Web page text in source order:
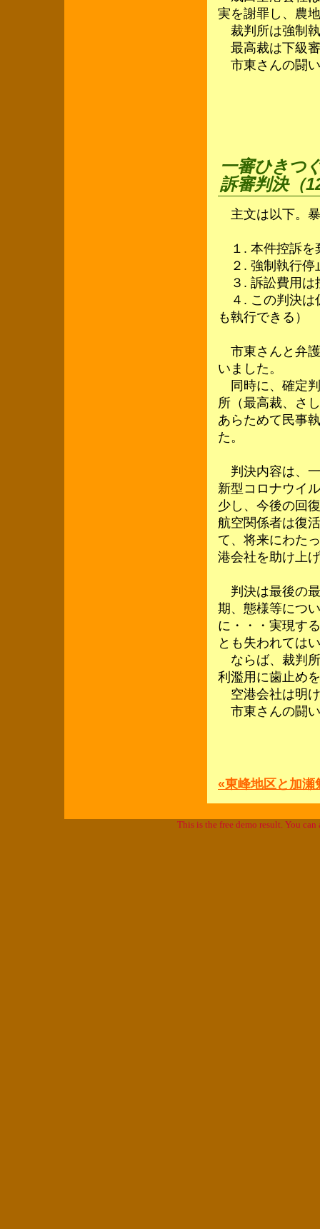
実を謝罪し、農
裁判所は強制
最高裁は下級
市東さんの闘
一審ひきつ
訴審判決（
主文は以下。
１. 本件控訴を
２. 強制執行停
３. 訴訟費用は
４. この判決は
も執行できる）
市東さんと弁
いました。
同時に、確定
所（最高裁、さ
あらためて民事
た。
判決内容は、
新型コロナウイ
少し、今後の回
航空関係者は復
て、将来にわた
港会社を助け上
判決は最後の
期、態様等につ
に・・・実現す
とも失われては
ならば、裁判
利濫用に歯止め
空港会社は明
市東さんの闘
«東峰地区と加瀬
This is the free demo result. You